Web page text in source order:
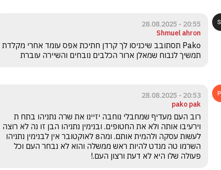
20:55 - 28.08.2025
Shmuel ahron
תמשיך לנבוח שמאלן ארור הכלבים נובחים והשיירה עוברת
20:53 - 28.08.2025
pako pak
פעולה שלו היא לא דעת ורצון העם.!